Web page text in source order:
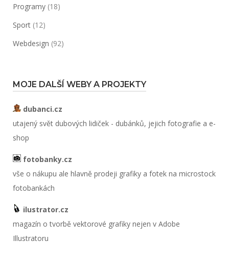
Programy (18)
Sport (12)
Webdesign (92)
MOJE DALŠÍ WEBY A PROJEKTY
dubanci.cz
utajený svět dubových lidiček - dubánků, jejich fotografie a e-
shop
fotobanky.cz
vše o nákupu ale hlavně prodeji grafiky a fotek na microstock
fotobankách
ilustrator.cz
magazín o tvorbě vektorové grafiky nejen v Adobe
Illustratoru